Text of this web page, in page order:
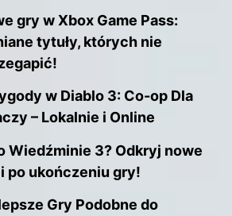
gry w Xbox Game Pass:
tytuły, których nie
w Diablo 3: Co-op Dla
– Lokalnie i Online
Wiedźminie 3? Odkryj nowe
po ukończeniu gry!
Gry Podobne do